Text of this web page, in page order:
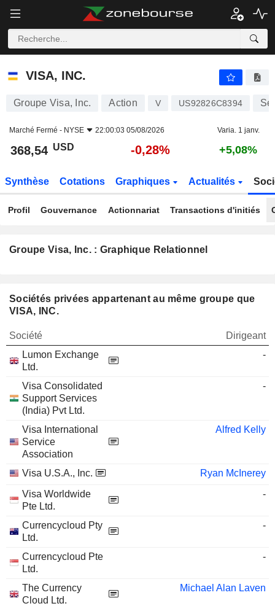
VISA, INC.
VISA, INC.
Groupe Visa, Inc. Action V US92826C8394
Marché Fermé - NYSE 22:00:03 05/08/2026 Varia. 1 janv.
368,54 USD -0,28% +5,08%
Synthèse Cotations Graphiques Actualités
Profil Gouvernance Actionnariat Transactions d'initiés
Groupe Visa, Inc. : Graphique Relationnel
Sociétés privées appartenant au même groupe que
VISA, INC.
Société
Dirigeant
Lumon Exchange
Ltd.
-
Visa Consolidated
Support Services
(India) Pvt Ltd.
-
Visa International
Service
Association
Alfred Kelly
Visa U.S.A., Inc.
Ryan McInerey
Visa Worldwide
Pte Ltd.
-
Currencycloud Pty
Ltd.
-
Currencycloud Pte
Ltd.
-
The Currency
Cloud Ltd.
Michael Alan Laven